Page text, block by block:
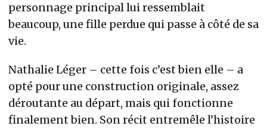
personnage principal lui ressemblait
beaucoup, une fille perdue qui passe à côté de sa
vie.
Nathalie Léger – cette fois c’est bien elle – a
opté pour une construction originale, assez
déroutante au départ, mais qui fonctionne
finalement bien. Son récit entremêle l’histoire